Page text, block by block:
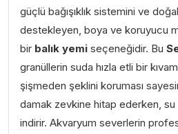
güçlü bağışıklık sistemini ve
destekleyen, boya ve koruyucu
bir balık yemi seçeneğidir. Bu
granüllerin suda hızla etli bir kıvam
şişmeden şeklini koruması
damak zevkine hitap ederken, su
indirir. Akvaryum severlerin